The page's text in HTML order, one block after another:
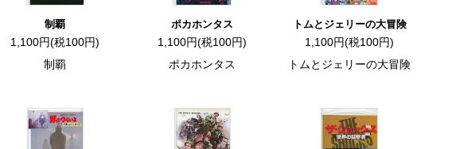
制覇
1,100円(税100円)
制覇
ポカホンタス
1,100円(税100円)
ポカホンタス
トムとジェリーの大冒険
1,100円(税100円)
トムとジェリーの大冒険